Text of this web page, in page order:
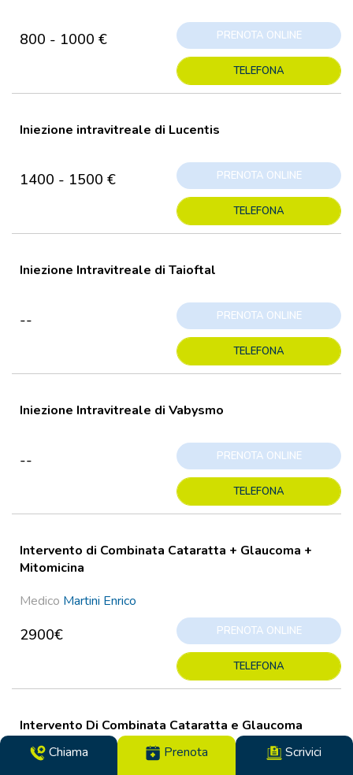
800 - 1000 € PRENOTA ONLINE
TELEFONA
Iniezione intravitreale di Lucentis
1400 - 1500 € PRENOTA ONLINE
TELEFONA
Iniezione Intravitreale di Taioftal
-- PRENOTA ONLINE
TELEFONA
Iniezione Intravitreale di Vabysmo
-- PRENOTA ONLINE
TELEFONA
Intervento di Combinata Cataratta + Glaucoma +
Mitomicina
Medico Martini Enrico
2900€ PRENOTA ONLINE
TELEFONA
Intervento Di Combinata Cataratta e Glaucoma
MedicoMartini Enrico
Chiama Prenota Scrivici